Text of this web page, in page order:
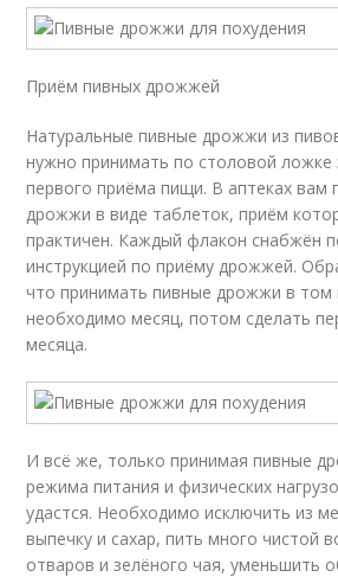
Приём пивных дрожжей
Натуральные пивные дрожжи из
нужно принимать по столовой ложке
первого приёма пищи. В аптеках вам
дрожжи в виде таблеток, приём
практичен. Каждый флакон снабжён
инструкцией по приёму дрожжей.
что принимать пивные дрожжи в том
необходимо месяц, потом сделать
месяца.
И всё же, только принимая пивные
режима питания и физических
удастся. Необходимо исключить из
выпечку и сахар, пить много чистой
отваров и зелёного чая, уменьшить